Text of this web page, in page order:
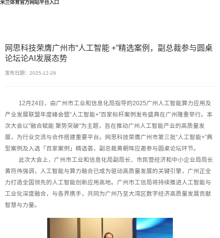
米兰体育官方网站平台入口
网思科技荣膺广州市“人工智能 +”精选案例，副总裁参与圆桌
论坛论AI发展态势
发布日期：2025-12-29
12月24日，由广州市工业和信息化局指导的2025广州人工智能算力应用及
产业发展联盟年度峰会暨“人工智能+”百家标杆案例发布盛典在广州隆重举行。本
次大会以“融合赋能 聚势突破”为主题，旨在推动广州人工智能产业的高质量发
展，为行业交流与合作搭建重要平台。网思科技荣膺广州市第三批“人工智能+”典
型案例及入选「百家案例」精选荟，副总裁黄朝晖应邀参与圆桌论坛环节。
此次大会上，广州市工业和信息化局副局长、市民营经济和中小企业局局长
黄符伟强调，人工智能与算力融合已成为驱动高质量发展的关键引擎，广州正全
力打造全国领先的人工智能创新应用高地。广州市工信局将持续推进人工智能与
工业化深度融合，与各界携手，共同为广州乃至大湾区数字经济高质量发展贡献
智慧与力量。